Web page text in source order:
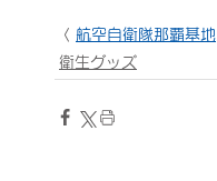
〈 航空自衛隊那覇基地
衛生グッズ